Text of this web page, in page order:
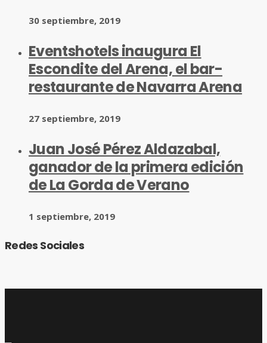
30 septiembre, 2019
Eventshotels inaugura El
Escondite del Arena, el bar-
restaurante de Navarra Arena
27 septiembre, 2019
Juan José Pérez Aldazabal,
ganador de la primera edición
de La Gorda de Verano
1 septiembre, 2019
Redes Sociales